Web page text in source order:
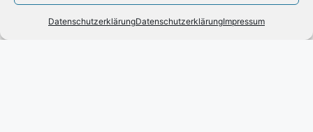
DatenschutzerklärungDatenschutzerklärungImpressum
Produkt zum Warenkorb hinzugefügt.
0 Artikel -0,00€